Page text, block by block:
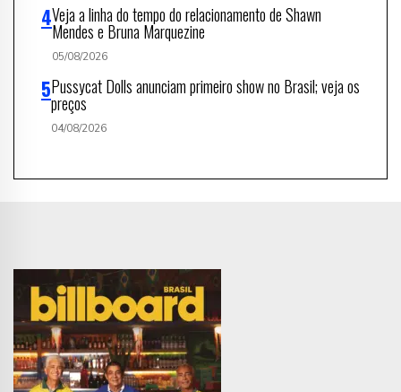
Veja a linha do tempo do relacionamento de Shawn
Mendes e Bruna Marquezine
05/08/2026
Pussycat Dolls anunciam primeiro show no Brasil; veja os
preços
04/08/2026